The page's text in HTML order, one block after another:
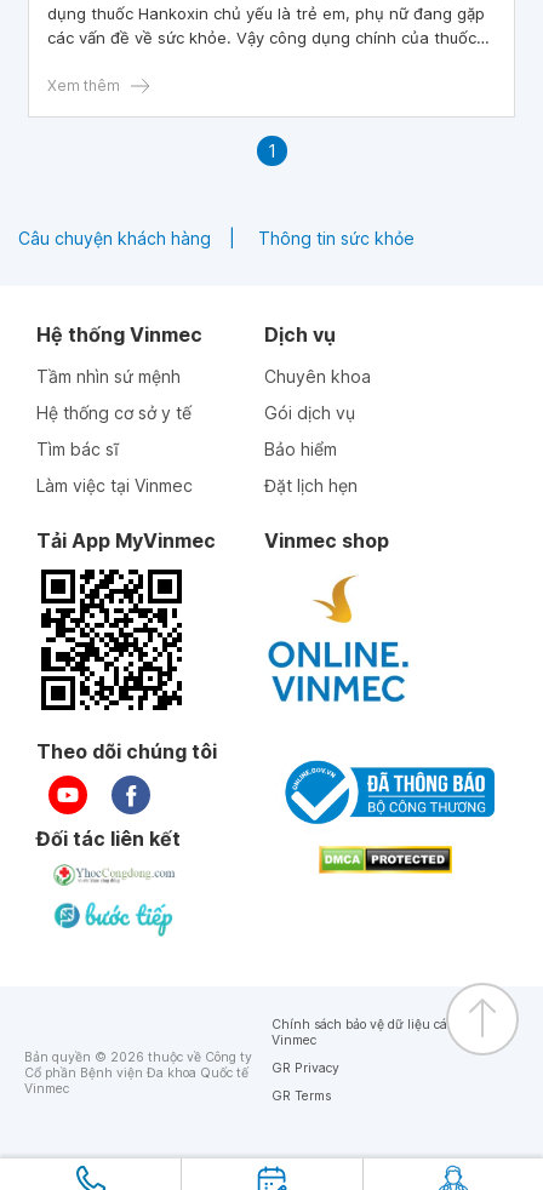
dụng thuốc Hankoxin chủ yếu là trẻ em, phụ nữ đang gặp
các vấn đề về sức khỏe. Vậy công dụng chính của thuốc
Xem thêm
1
Câu chuyện khách hàng Thông tin sức khỏe
Hệ thống Vinmec
Tầm nhìn sứ mệnh
Hệ thống cơ sở y tế
Tìm bác sĩ
Làm việc tại Vinmec
Dịch vụ
Chuyên khoa
Gói dịch vụ
Bảo hiểm
Đặt lịch hẹn
Tải App MyVinmec Vinmec shop
Theo dõi chúng tôi
Đối tác liên kết
Bản quyền © 2026 thuộc về Công ty
Cổ phần Bệnh viện Đa khoa Quốc tế
Vinmec
Chính sách bảo vệ dữ liệu cá nhân của
Vinmec
GR Privacy
GR Terms